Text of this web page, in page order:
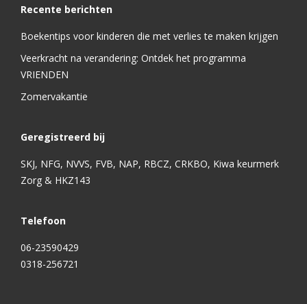
Recente berichten
Boekentips voor kinderen die met verlies te maken krijgen
Veerkracht na verandering: Ontdek het programma
VRIENDEN
Zomervakantie
Geregistreerd bij
SKJ, NFG, NVVS, FVB, NAP, RBCZ, CRKBO, Kiwa keurmerk
Zorg & HKZ143
Telefoon
06-23590429
0318-256721